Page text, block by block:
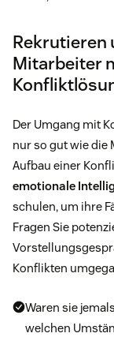
Rekrutieren
Mitarbeiter
Der Umgang mit
nur so gut wie die
Aufbau einer
emotionale
schulen, um ihre
Fragen Sie
Konflikten
Waren sie
welchen